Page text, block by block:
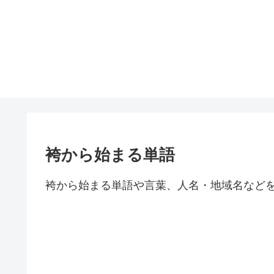
袴から始まる単語
袴から始まる単語や言葉、人名・地域名など